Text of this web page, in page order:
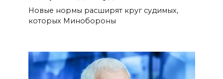
Новые нормы расширят круг судимых,
которых Минобороны